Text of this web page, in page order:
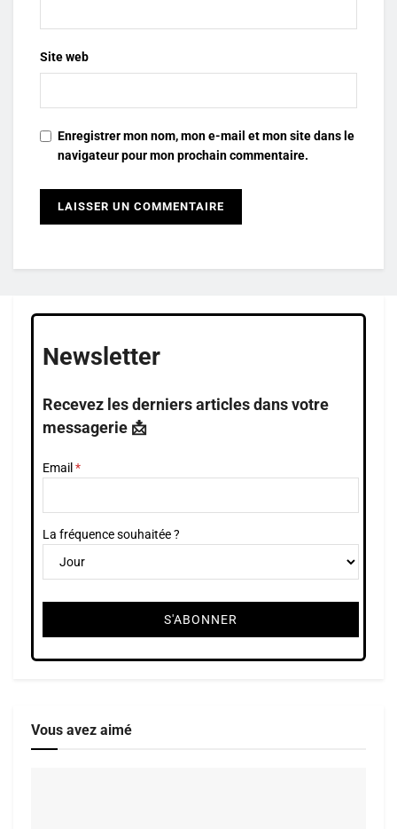
Site web
Enregistrer mon nom, mon e-mail et mon site dans le
navigateur pour mon prochain commentaire.
Newsletter
Recevez les derniers articles dans votre
messagerie 📩
Email
La fréquence souhaitée ?
Vous avez aimé